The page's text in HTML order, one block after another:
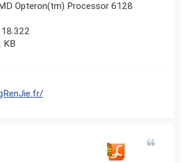
Opteron(tm) Processor 6128
KB